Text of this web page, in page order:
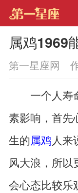
属鸡1969
第一星座网
一个人寿命
素影响，首先
生的属鸡人来
风大浪，所以
会心态比较乐